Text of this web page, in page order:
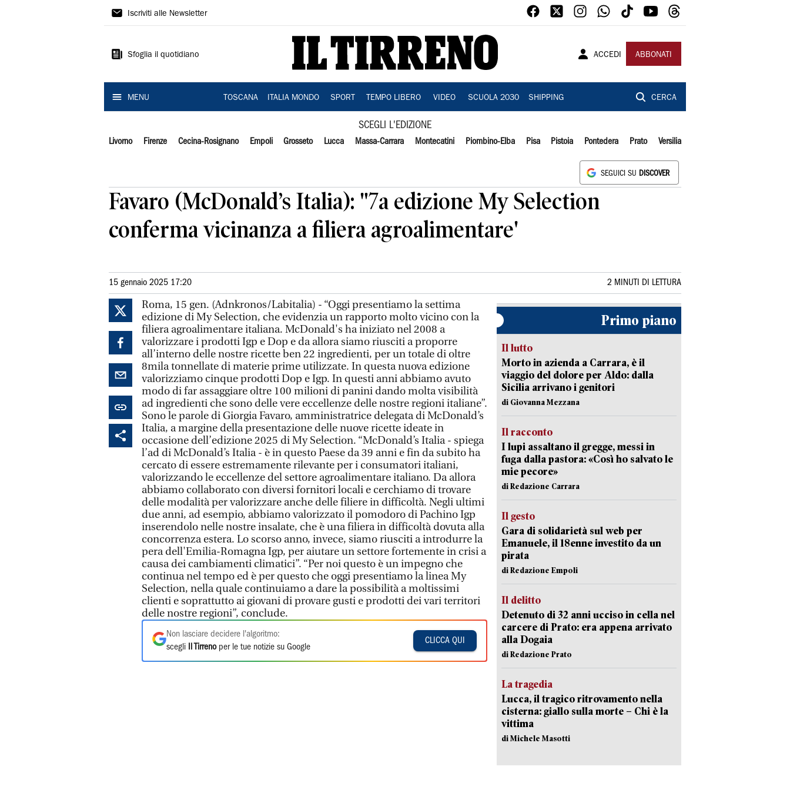
Il
Iscriviti alle Newsletter
Sfoglia il quotidiano ACCEDI ABBONATI
MENU TOSCANA ITALIA MONDO SPORT TEMPO LIBERO VIDEO SCUOLA 2030 SHIPPING CERCA
SCEGLI L'EDIZIONE
Livorno Firenze Cecina-Rosignano Empoli Grosseto Lucca Massa-Carrara Montecatini Piombino-Elba Pisa Pistoia Pontedera Prato Versilia
SEGUICI SU DISCOVER
Favaro (McDonald’s Italia): "7a edizione My Selection
conferma vicinanza a filiera agroalimentare'
15 gennaio 2025 17:20 2 MINUTI DI LETTURA
Roma, 15 gen. (Adnkronos/Labitalia) - “Oggi presentiamo la settima
edizione di My Selection, che evidenzia un rapporto molto vicino con la
filiera agroalimentare italiana. McDonald's ha iniziato nel 2008 a
valorizzare i prodotti Igp e Dop e da allora siamo riusciti a proporre
all’interno delle nostre ricette ben 22 ingredienti, per un totale di oltre
8mila tonnellate di materie prime utilizzate. In questa nuova edizione
valorizziamo cinque prodotti Dop e Igp. In questi anni abbiamo avuto
modo di far assaggiare oltre 100 milioni di panini dando molta visibilità
ad ingredienti che sono delle vere eccellenze delle nostre regioni italiane”.
Sono le parole di Giorgia Favaro, amministratrice delegata di McDonald’s
Italia, a margine della presentazione delle nuove ricette ideate in
occasione dell’edizione 2025 di My Selection. “McDonald’s Italia - spiega
l’ad di McDonald’s Italia - è in questo Paese da 39 anni e fin da subito ha
cercato di essere estremamente rilevante per i consumatori italiani,
valorizzando le eccellenze del settore agroalimentare italiano. Da allora
abbiamo collaborato con diversi fornitori locali e cerchiamo di trovare
delle modalità per valorizzare anche delle filiere in difficoltà. Negli ultimi
due anni, ad esempio, abbiamo valorizzato il pomodoro di Pachino Igp
inserendolo nelle nostre insalate, che è una filiera in difficoltà dovuta alla
concorrenza estera. Lo scorso anno, invece, siamo riusciti a introdurre la
pera dell'Emilia-Romagna Igp, per aiutare un settore fortemente in crisi a
causa dei cambiamenti climatici”. “Per noi questo è un impegno che
continua nel tempo ed è per questo che oggi presentiamo la linea My
Selection, nella quale continuiamo a dare la possibilità a moltissimi
clienti e soprattutto ai giovani di provare gusti e prodotti dei vari territori
delle nostre regioni”, conclude.
Non lasciare decidere l'algoritmo:
scegli
Il Tirrenoper le tue notizie su Google
CLICCA QUI
Primo piano
Il lutto
Morto in azienda a Carrara, è il
viaggio del dolore per Aldo: dalla
Sicilia arrivano i genitori
di Giovanna Mezzana
Il racconto
I lupi assaltano il gregge, messi in
fuga dalla pastora: «Così ho salvato le
mie pecore»
di Redazione Carrara
Il gesto
Gara di solidarietà sul web per
Emanuele, il 18enne investito da un
pirata
di Redazione Empoli
Il delitto
Detenuto di 32 anni ucciso in cella nel
carcere di Prato: era appena arrivato
alla Dogaia
di Redazione Prato
La tragedia
Lucca, il tragico ritrovamento nella
cisterna: giallo sulla morte – Chi è la
vittima
di Michele Masotti